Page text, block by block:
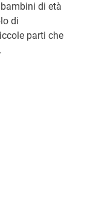
di età
di
parti che